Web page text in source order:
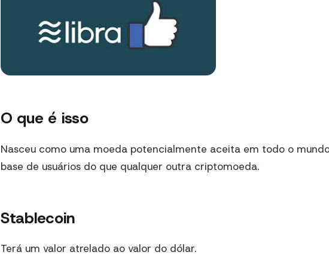
O que é isso
Nasceu como uma moeda potencialmente aceita em todo o
base de usuários do que qualquer outra criptomoeda.
Stablecoin
Terá um valor atrelado ao valor do dólar.